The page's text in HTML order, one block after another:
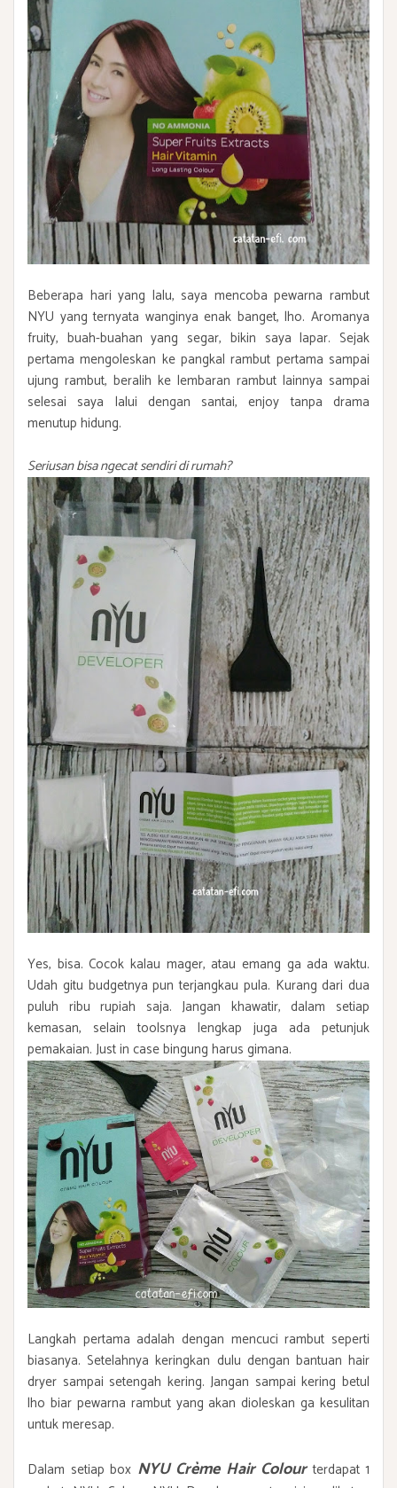
Beberapa hari yang lalu, saya mencoba pewarna rambut
NYU yang ternyata wanginya enak banget, lho. Aromanya
fruity, buah-buahan yang segar, bikin saya lapar. Sejak
pertama mengoleskan ke pangkal rambut pertama sampai
ujung rambut, beralih ke lembaran rambut lainnya sampai
selesai saya lalui dengan santai, enjoy tanpa drama
menutup hidung.
Seriusan bisa ngecat sendiri di rumah?
Yes, bisa. Cocok kalau mager, atau emang ga ada waktu.
Udah gitu budgetnya pun terjangkau pula. Kurang dari dua
puluh ribu rupiah saja. Jangan khawatir, dalam setiap
kemasan, selain toolsnya lengkap juga ada petunjuk
pemakaian. Just in case bingung harus gimana.
Langkah pertama adalah dengan mencuci rambut seperti
biasanya. Setelahnya keringkan dulu dengan bantuan hair
dryer sampai setengah kering. Jangan sampai kering betul
lho biar pewarna rambut yang akan dioleskan ga kesulitan
untuk meresap.
Dalam setiap box NYU Crème Hair Colourterdapat 1